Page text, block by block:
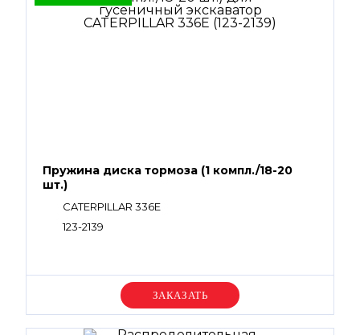
Пружина диска тормоза (1 компл./18-20
шт.)
CATERPILLAR 336E
123-2139
Уточняйте цену